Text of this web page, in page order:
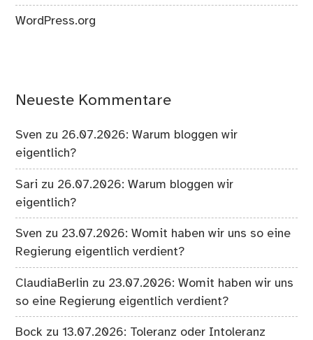
WordPress.org
Neueste Kommentare
Sven zu 26.07.2026: Warum bloggen wir
eigentlich?
Sari zu 26.07.2026: Warum bloggen wir
eigentlich?
Sven zu 23.07.2026: Womit haben wir uns so eine
Regierung eigentlich verdient?
ClaudiaBerlin zu 23.07.2026: Womit haben wir uns
so eine Regierung eigentlich verdient?
Bock zu13.07.2026: Toleranz oder Intoleranz